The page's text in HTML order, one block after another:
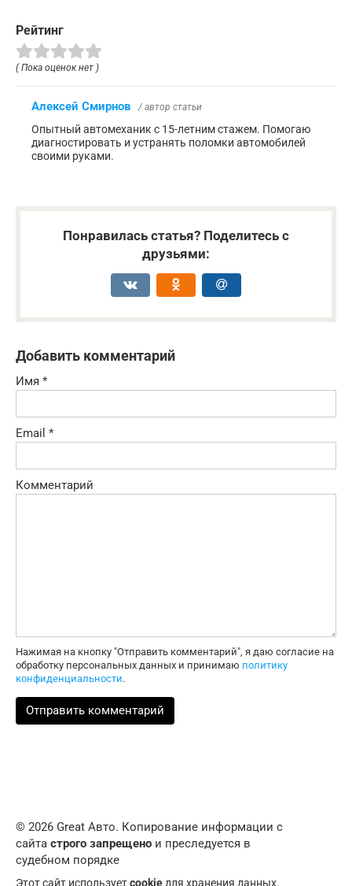
Рейтинг
( Пока оценок нет )
Алексей Смирнов / автор статьи
Опытный автомеханик с 15-летним стажем. Помогаю
диагностировать и устранять поломки автомобилей
своими руками.
Понравилась статья? Поделитесь с
друзьями:
Добавить комментарий
Имя *
Email *
Комментарий
Нажимая на кнопку "Отправить комментарий", я даю согласие на
обработку персональных данных и принимаю политику
конфиденциальности.
© 2026 Great Авто. Копирование информации с
сайта строго запрещено и преследуется в
судебном порядке
Этот сайт используетcookie для хранения данных.